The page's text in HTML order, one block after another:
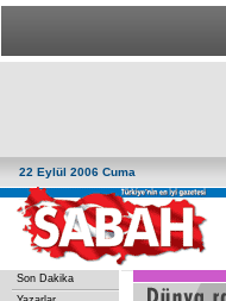
22 Eylül 2006 Cuma
Son Dakika